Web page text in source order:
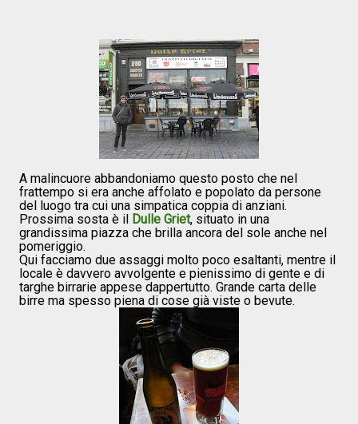
A malincuore abbandoniamo questo posto che nel
frattempo si era anche affolato e popolato da persone
del luogo tra cui una simpatica coppia di anziani.
Prossima sosta è il Dulle Griet, situato in una
grandissima piazza che brilla ancora del sole anche nel
pomeriggio.
Qui facciamo due assaggi molto poco esaltanti, mentre il
locale è davvero avvolgente e pienissimo di gente e di
targhe birrarie appese dappertutto. Grande carta delle
birre ma spesso piena di cose già viste o bevute.